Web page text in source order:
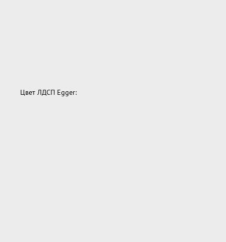
Цвет ЛДСП Egger: